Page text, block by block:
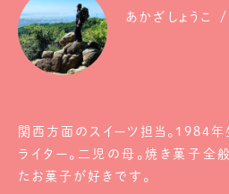
あかざしょうこ
関西方面のスイーツ担当。1984年
ライター。二児の母。焼き菓子全
たお菓子が好きです。